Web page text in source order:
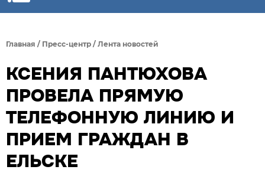
Главная / Пресс-центр / Лента новостей
КСЕНИЯ ПАНТЮХОВА
ПРОВЕЛА ПРЯМУЮ
ТЕЛЕФОННУЮ ЛИНИЮ И
ПРИЕМ ГРАЖДАН В
ЕЛЬСКЕ